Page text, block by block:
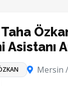
Asistanı
Mersin